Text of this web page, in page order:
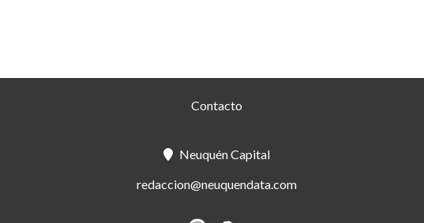
Contacto
Neuquén Capital
redaccion@neuquendata.com